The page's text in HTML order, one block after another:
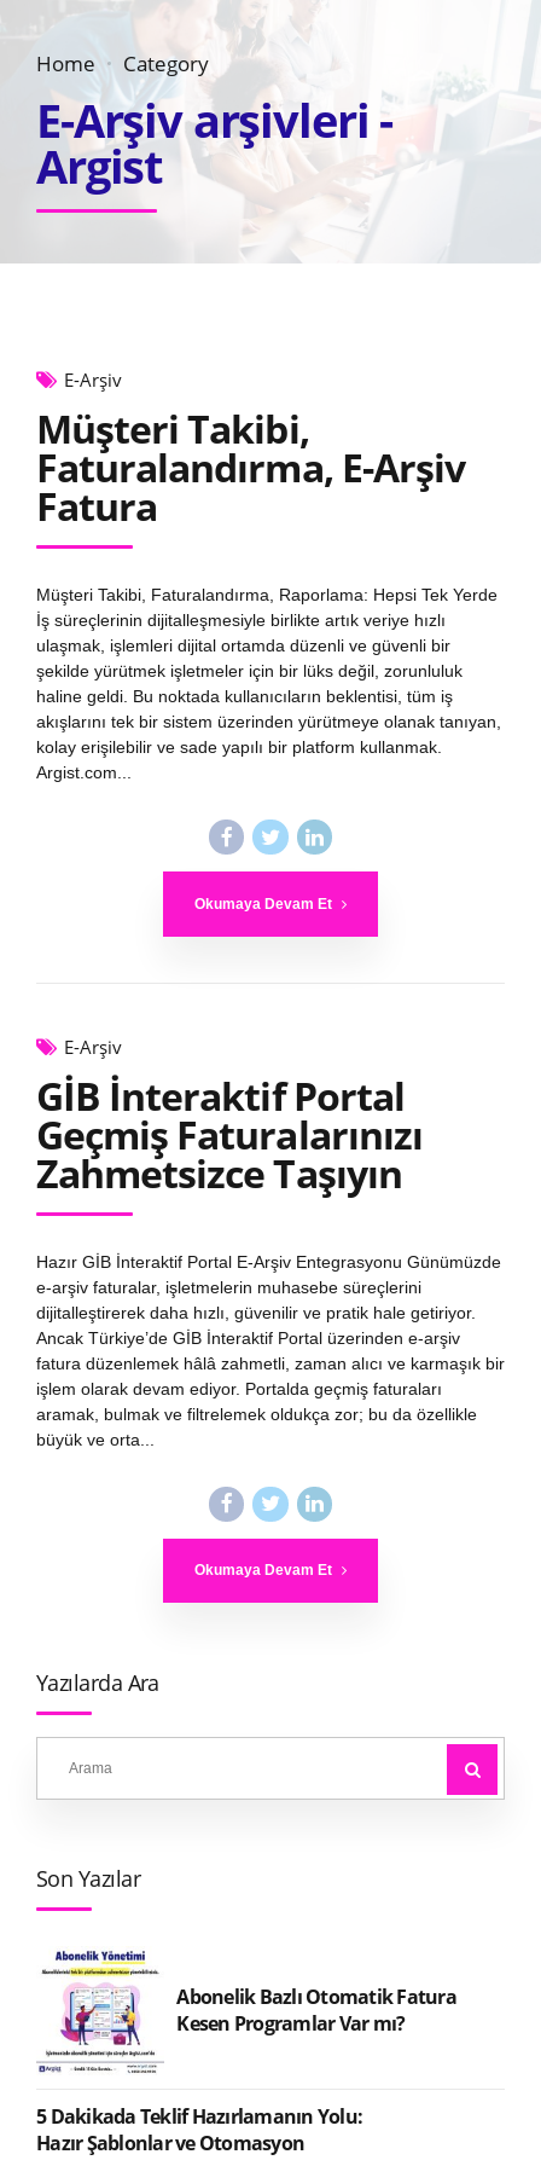
Home Category
E-Arşiv arşivleri -
Argist
E-Arşiv
Müşteri Takibi,
Faturalandırma, E-Arşiv
Fatura
Müşteri Takibi, Faturalandırma, Raporlama: Hepsi Tek Yerde
İş süreçlerinin dijitalleşmesiyle birlikte artık veriye hızlı
ulaşmak, işlemleri dijital ortamda düzenli ve güvenli bir
şekilde yürütmek işletmeler için bir lüks değil, zorunluluk
haline geldi. Bu noktada kullanıcıların beklentisi, tüm iş
akışlarını tek bir sistem üzerinden yürütmeye olanak tanıyan,
kolay erişilebilir ve sade yapılı bir platform kullanmak.
Argist.com...
Okumaya Devam Et
E-Arşiv
GİB İnteraktif Portal
Geçmiş Faturalarınızı
Zahmetsizce Taşıyın
Hazır GİB İnteraktif Portal E-Arşiv Entegrasyonu Günümüzde
e-arşiv faturalar, işletmelerin muhasebe süreçlerini
dijitalleştirerek daha hızlı, güvenilir ve pratik hale getiriyor.
Ancak Türkiye’de GİB İnteraktif Portal üzerinden e-arşiv
fatura düzenlemek hâlâ zahmetli, zaman alıcı ve karmaşık bir
işlem olarak devam ediyor. Portalda geçmiş faturaları
aramak, bulmak ve filtrelemek oldukça zor; bu da özellikle
büyük ve orta...
Okumaya Devam Et
Yazılarda Ara
Son Yazılar
Abonelik Bazlı Otomatik Fatura
Kesen Programlar Var mı?
5 Dakikada Teklif Hazırlamanın Yolu:
Hazır Şablonlar ve Otomasyon